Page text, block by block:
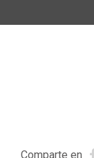
Comparte en